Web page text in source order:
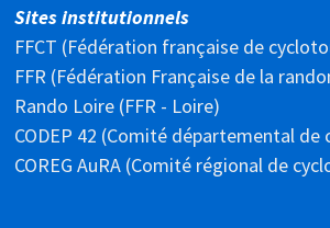
Sites institutionnels
FFCT (Fédération française de
FFR (Fédération Française de la
Rando Loire (FFR - Loire)
CODEP 42 (Comité départemental
COREG AuRA (Comité régional de